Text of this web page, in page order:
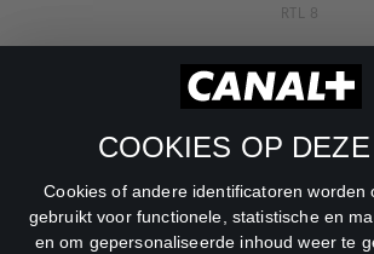
COOKIES OP
Cookies of andere identificatoren worden
gebruikt voor functionele, statistische en
en om gepersonaliseerde inhoud weer te
RTL 8
RTL Z
SBS6
Veronica